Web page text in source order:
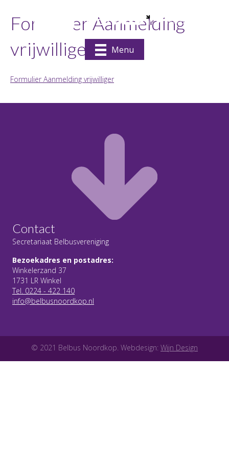
Menu
Formulier Aanmelding
vrijwilliger
Formulier Aanmelding vrijwilliger
Contact
Secretariaat Belbusvereniging
Bezoekadres en postadres:
Winkelerzand 37
1731 LR Winkel
Tel. 0224 - 422 140
info@belbusnoordkop.nl
© 2021 Belbus Noordkop. Webdesign: Wijn Design